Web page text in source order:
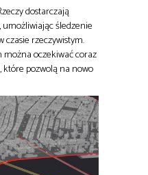
dostarczają
śledzenie
rzeczywistym.
oczekiwać coraz
które pozwolą na nowo